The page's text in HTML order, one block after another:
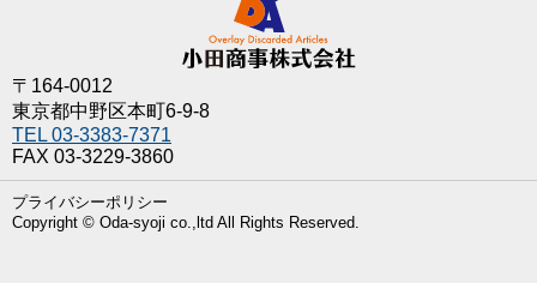
ョ
ン
〒164-0012
東京都中野区本町6-9-8
TEL 03-3383-7371
FAX 03-3229-3860
プライバシーポリシー
Copyright © Oda-syoji co.,ltd All Rights Reserved.